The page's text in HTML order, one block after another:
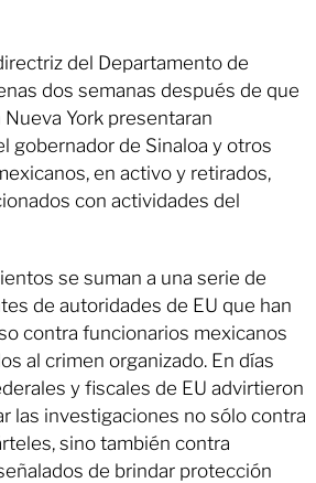
del Departamento de
dos semanas después de que
York presentaran
gobernador de Sinaloa y otros
en activo y retirados,
con actividades del
se suman a una serie de
de autoridades de EU que han
contra funcionarios mexicanos
al crimen organizado. En días
y fiscales de EU advirtieron
las investigaciones no sólo contra
sino también contra
de brindar protección